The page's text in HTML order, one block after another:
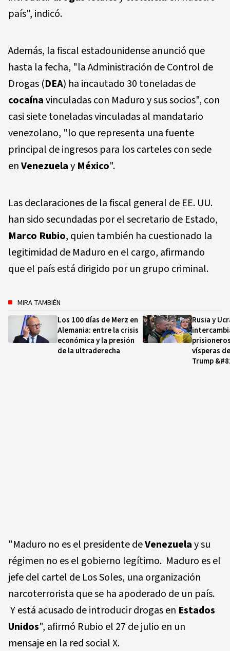
país", indicó.
Además, la fiscal estadounidense anunció que
hasta la fecha, "la Administración de Control de
Drogas (DEA) ha incautado 30 toneladas de
cocaínavinculadas con Maduro y sus socios", con
casi siete toneladas vinculadas al mandatario
venezolano, "lo que representa una fuente
principal de ingresos para los carteles con sede
enVenezuelay México".
Las declaraciones de la fiscal general de EE. UU.
han sido secundadas por el secretario de Estado,
Marco Rubio, quien también ha cuestionado la
legitimidad de Maduro en el cargo, afirmando
que el país está dirigido por un grupo criminal.
MIRA TAMBIÉN
Los 100 días de Merz en
Alemania: entre la crisis
económica y la presión
de la ultraderecha
Rusia y
vísperas
Trump
"Maduro no es el presidente deVenezuelay su
régimen no es el gobierno legítimo. Maduro es el
jefe del cartel de Los Soles, una organización
narcoterrorista que se ha apoderado de un país.
Y está acusado de introducir drogas en Estados
Unidos", afirmó Rubio el 27 de julio en un
mensaje en la red social X.